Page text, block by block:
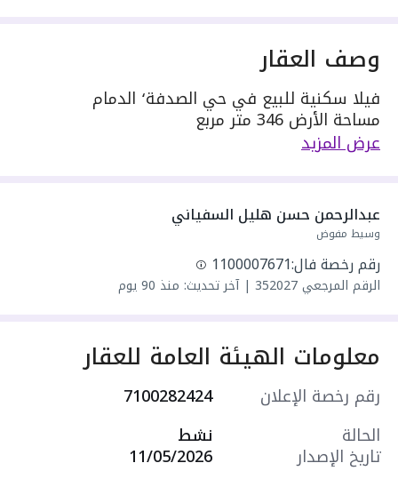
وصف العقار
فيلا سكنية للبيع في حي الصدفة٬ الدمام
مساحة الأرض 346 متر مربع
يحدها 1 شارع: شرقية٬ بعرض 20 م
مكونة من: 4 غرف
واصل مياه
سنة البناء: 2026
سعرها 2300000 ر.س
عرض المزيد
عبدالرحمن حسن هليل السفياني
وسيط مفوض
رقم رخصة فال:1100007671
الرقم المرجعي352027
|آخر تحديث: منذ 90 يوم
معلومات الهيئة العامة للعقار
رقم رخصة الإعلان
7100282424
الحالة
نشط
تاريخ الإصدار 11/05/2026